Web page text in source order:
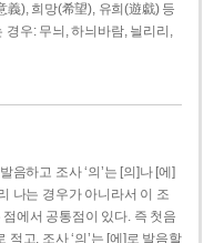
義), 희망(希望), 유희(遊戱) 등
경우: 무늬, 하늬바람, 늴리리,
음하고 조사 ‘의’는 [의]나 [에]
나는 경우가 아니라서 이 조
점에서 공통점이 있다. 즉 첫음
적고, 조사 ‘의’는 [에]로 발음할